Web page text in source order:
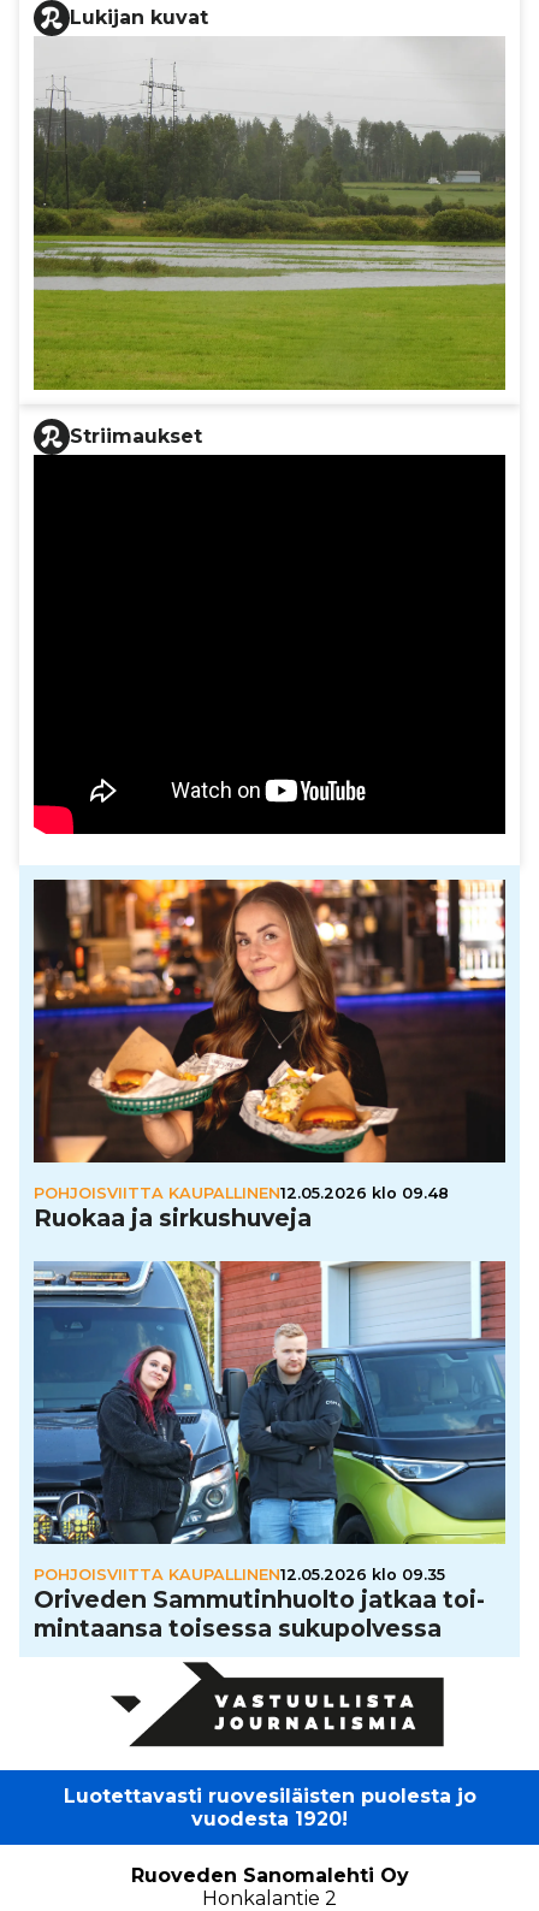
Lukijan kuvat
Striimaukset
POHJOISVIITTA KAUPALLINEN12.05.2026 klo 09.48
Ruokaa ja sir­kus­hu­veja
POHJOISVIITTA KAUPALLINEN12.05.2026 klo 09.35
Oriveden Sam­mu­tin­huolto jatkaa toi­
min­taansa toisessa suku­pol­vessa
Luotettavasti ruovesiläisten puolesta jo
vuodesta 1920!
Ruoveden Sanomalehti Oy
Honkalantie 2